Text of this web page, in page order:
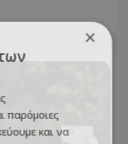
×
παρόμοιες
και να